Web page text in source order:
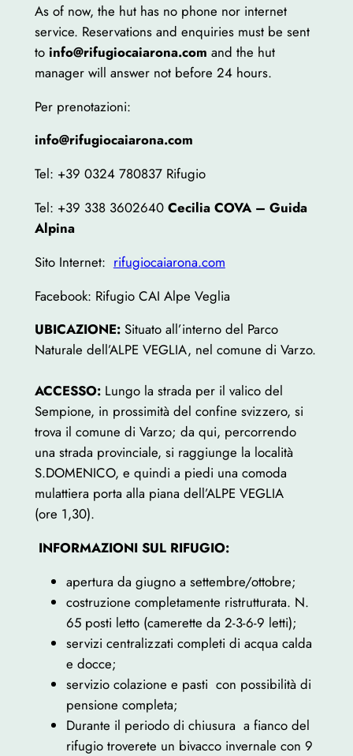
As of now, the hut has no phone nor internet
service. Reservations and enquiries must be sent
to info@rifugiocaiarona.com and the hut
manager will answer not before 24 hours.
Per prenotazioni:
info@rifugiocaiarona.com
Tel: +39 0324 780837 Rifugio
Tel: +39 338 3602640 Cecilia COVA – Guida
Alpina
Sito Internet: rifugiocaiarona.com
Facebook: Rifugio CAI Alpe Veglia
UBICAZIONE:Situato all’interno del Parco
Naturale dell’ALPE VEGLIA, nel comune di Varzo.
ACCESSO:Lungo la strada per il valico del
Sempione, in prossimità del confine svizzero, si
trova il comune di Varzo; da qui, percorrendo
una strada provinciale, si raggiunge la località
S.DOMENICO, e quindi a piedi una comoda
mulattiera porta alla piana dell’ALPE VEGLIA
(ore 1,30).
INFORMAZIONI SUL RIFUGIO:
apertura da giugno a settembre/ottobre;
costruzione completamente ristrutturata. N.
65 posti letto (camerette da 2-3-6-9 letti);
servizi centralizzati completi di acqua calda
e docce;
servizio colazione e pasti con possibilità di
pensione completa;
Durante il periodo di chiusura a fianco del
rifugio troverete un bivacco invernale con 9